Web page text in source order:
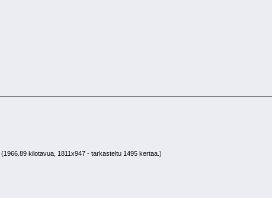
(1966.89 kilotavua, 1811x947 - tarkasteltu 1495 kertaa.)